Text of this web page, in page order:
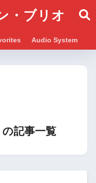
・ブリオ
Audio System
の記事一覧